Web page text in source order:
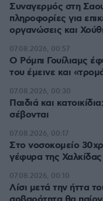
Συναγερμός στη
πληροφορίες για
οργανώσεις και
Ο Ρόμπι Γουίλιαμς
του έμεινε και
07.08.2026, 00:57
Παιδιά και
σέβονται
07.08.2026, 00:30
Στο νοσοκομείο
γέφυρα της Χαλκίδας
07.08.2026, 00:17
Λίσι μετά την ήττα
07.08.2026, 00:10